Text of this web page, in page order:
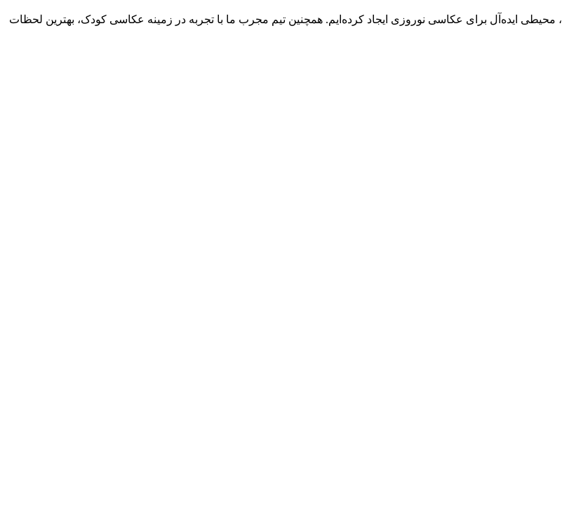
، محیطی ایده‌آل برای عکاسی نوروزی ایجاد کرده‌ایم. همچنین تیم مجرب ما با تجربه در زمینه عکاسی کودک، بهترین لحظات